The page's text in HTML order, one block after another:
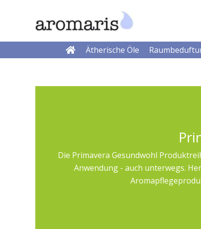
Ätherische Öle
Die Primavera Gesundwohl
Anwendung - auch unterwegs.